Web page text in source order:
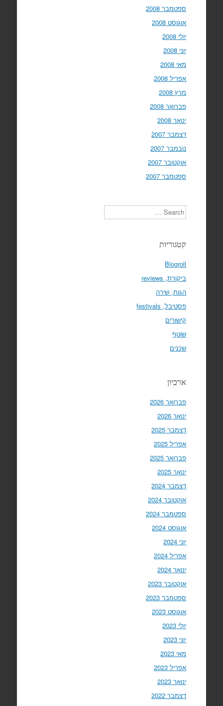
ספטמבר 2008
אוגוסט 2008
יולי 2008
יוני 2008
מאי 2008
אפריל 2008
מרץ 2008
פברואר 2008
ינואר 2008
דצמבר 2007
נובמבר 2007
אוקטובר 2007
ספטמבר 2007
Search
קטגוריות
Blogroll
ביקורת, reviews
הגות, שירה
פסטיבל, festivals
קישורים
שוטף
שכנים
ארכיון
פברואר 2026
ינואר 2026
דצמבר 2025
אפריל 2025
פברואר 2025
ינואר 2025
דצמבר 2024
אוקטובר 2024
ספטמבר 2024
אוגוסט 2024
יוני 2024
אפריל 2024
ינואר 2024
אוקטובר 2023
ספטמבר 2023
אוגוסט 2023
יולי 2023
יוני 2023
מאי 2023
אפריל 2023
ינואר 2023
דצמבר 2022